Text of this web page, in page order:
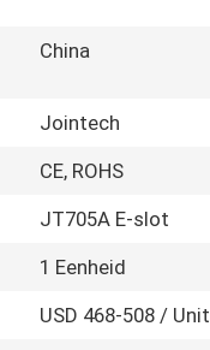
China
Jointech
CE, ROHS
JT705A E-slot
1 Eenheid
USD 468-508 / Unit